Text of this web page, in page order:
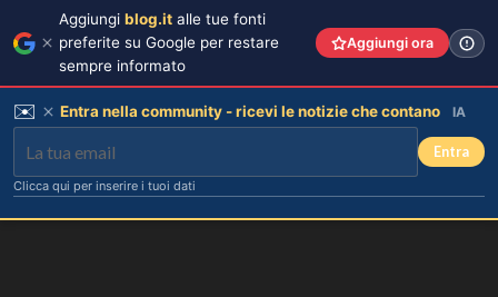
Aggiungi blog.it alle tue fonti
preferite su Google per restare
sempre informato
Aggiungi ora
✉️ Entra nella community - ricevi le notizie che contano IA
Entra
Clicca qui per inserire i tuoi dati